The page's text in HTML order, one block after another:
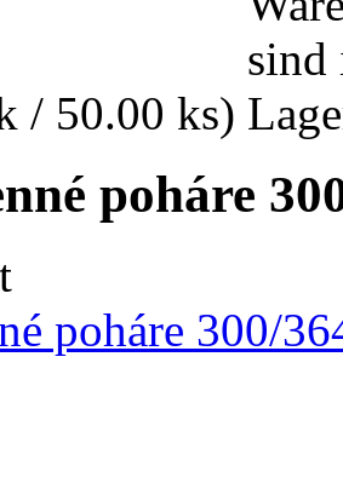
/ 50.00 ks)
poháre
poháre 300/